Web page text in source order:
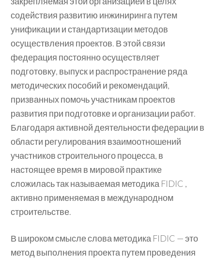
содействия развитию инжиниринга путем
унификации и стандартизации методов
осуществления проектов. В этой связи
федерация постоянно осуществляет
подготовку, выпуск и распространение ряда
методических пособий и рекомендаций,
призванных помочь участникам проектов
развития при подготовке и организации работ.
Благодаря активной деятельности федерации в
области регулирования взаимоотношений
участников строительного процесса, в
настоящее время в мировой практике
сложилась так называемая методика FIDIC ,
активно применяемая в международном
строительстве.
В широком смысле слова методика FIDIC — это
метод выполнения проекта путем проведения